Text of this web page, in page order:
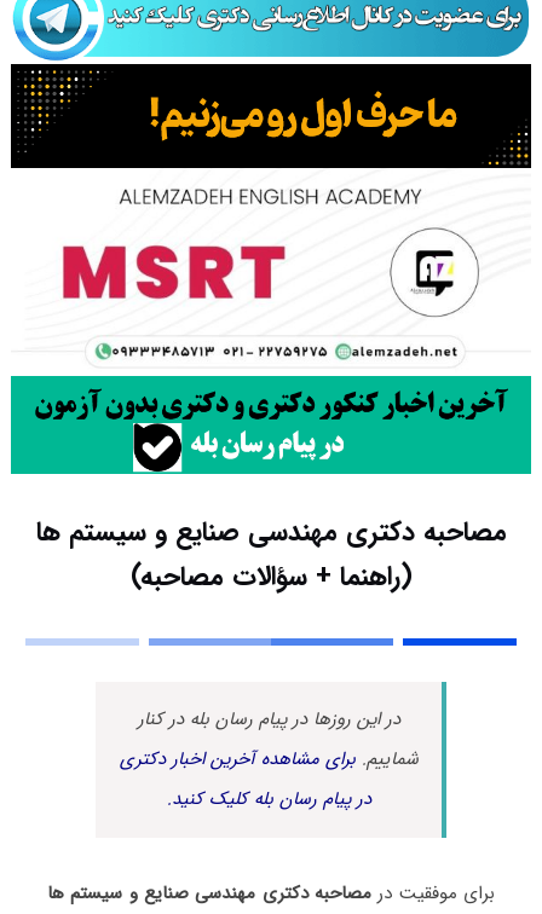
مصاحبه دکتری مهندسی صنایع و سیستم ها
(راهنما + سؤالات مصاحبه)
در این روزها در پیام رسان بله در کنار
شماییم.برای مشاهده آخرین اخبار دکتری
در پیام رسان بله کلیک کنید.
برای موفقیت در مصاحبه دکتری مهندسی صنایع و سیستم ها